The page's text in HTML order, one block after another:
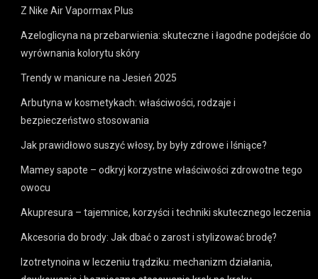
Z Nike Air Vapormax Plus
Azeloglicyna na przebarwienia: skuteczne i łagodne podejście do
wyrównania kolorytu skóry
Trendy w manicure na Jesień 2025
Arbutyna w kosmetykach: właściwości, rodzaje i
bezpieczeństwo stosowania
Jak prawidłowo suszyć włosy, by były zdrowe i lśniące?
Mamey sapote – odkryj korzystne właściwości zdrowotne tego
owocu
Akupresura – tajemnice, korzyści i techniki skutecznego leczenia
Akcesoria do brody: Jak dbać o zarost i stylizować brodę?
Izotretynoina w leczeniu trądziku: mechanizm działania,